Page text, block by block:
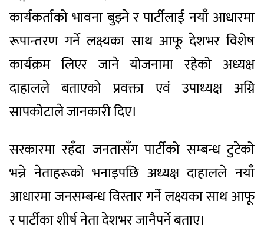
कार्यकर्ताको भावना बुझ्ने र पार्टीलाई नयाँ आधारमा
रूपान्तरण गर्ने लक्ष्यका साथ आफू देशभर विशेष
कार्यक्रम लिएर जाने योजनामा रहेको अध्यक्ष
दाहालले बताएको प्रवक्ता एवं उपाध्यक्ष अग्नि
सापकोटाले जानकारी दिए।
सरकारमा रहँदा जनतासँग पार्टीको सम्बन्ध टुटेको
भन्ने नेताहरूको भनाइपछि अध्यक्ष दाहालले नयाँ
आधारमा जनसम्बन्ध विस्तार गर्ने लक्ष्यका साथ आफू
र पार्टीका शीर्ष नेता देशभर जानैपर्ने बताए।